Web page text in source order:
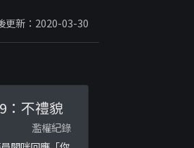
更新：2020-03-30
：不禮貌
濫權紀錄